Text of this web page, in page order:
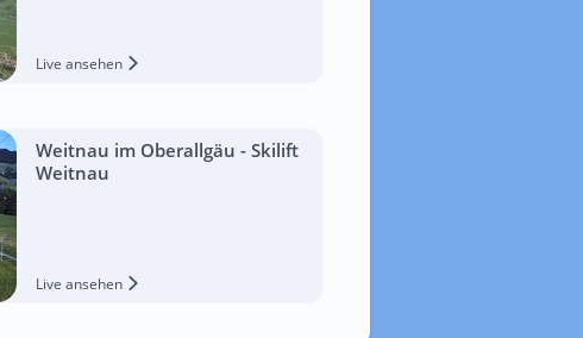
Live ansehen
Weitnau im Oberallgäu - Skilift
Weitnau
Live ansehen